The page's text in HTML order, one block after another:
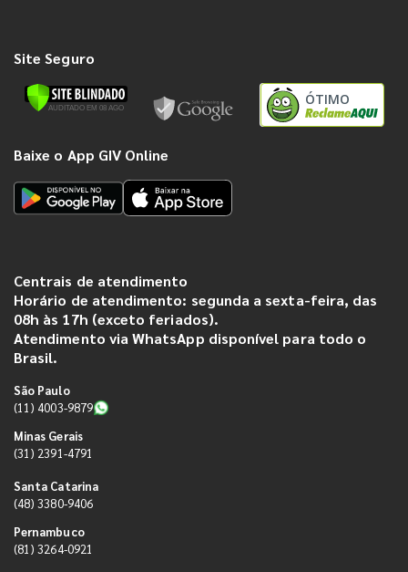
Site Seguro
ÓTIMO
Baixe o App GIV Online
Centrais de atendimento
Horário de atendimento: segunda a sexta-feira, das
08h às 17h (exceto feriados).
Atendimento via WhatsApp disponível para todo o
Brasil.
São Paulo
(11) 4003-9879
Minas Gerais
(31) 2391-4791
Santa Catarina
(48) 3380-9406
Pernambuco
(81) 3264-0921